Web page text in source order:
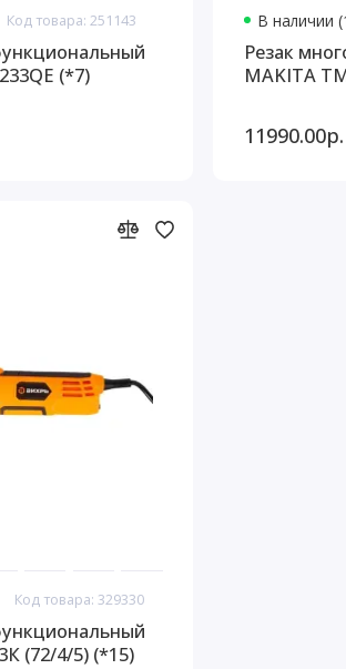
Код товара: 251143
(*7)
В наличии
Резак
MAKITA
11990.00р.
Код товара: 329330
(72/4/5) (*15)